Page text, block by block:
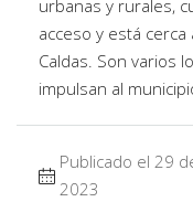
urbanas y rurales,
acceso y está cerca
Caldas. Son varios
impulsan al
Publicado el 29
2023